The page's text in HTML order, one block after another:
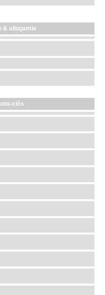
& allogamie
clés